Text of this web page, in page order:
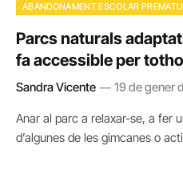
ABANDONAMENT ESCOLAR
Parcs naturals
fa accessible per
Sandra Vicente 19 de gener
Anar al parc a relaxar-se, a fer
d’algunes de les gimcanes o